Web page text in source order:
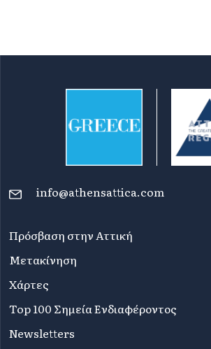
info@athensattica.com
Πρόσβαση στην Αττική
Μετακίνηση
Χάρτες
Top 100 Σημεία Ενδιαφέροντος
Newsletters